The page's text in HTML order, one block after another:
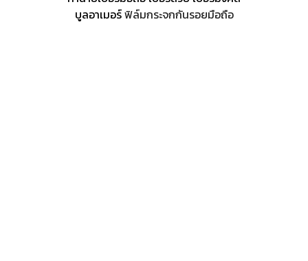
บูลอาเมอร์ฟิล์มกระจกกันรอยมือถือ